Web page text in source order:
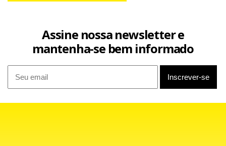
Assine nossa newsletter e
mantenha-se bem informado